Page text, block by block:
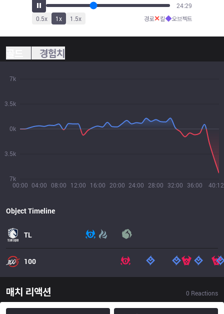
26:48
0.5x 1x 1.5x 경로✕킬◆오브젝트
경험치
00:00 04:00 08:00 12:00 16:00 20:00 24:00 28:00 32:00 36:00 40:12
7k
3.5k
0k
3.5k
7k
Object Timeline
TL
100
매치 리액션 0 Reactions